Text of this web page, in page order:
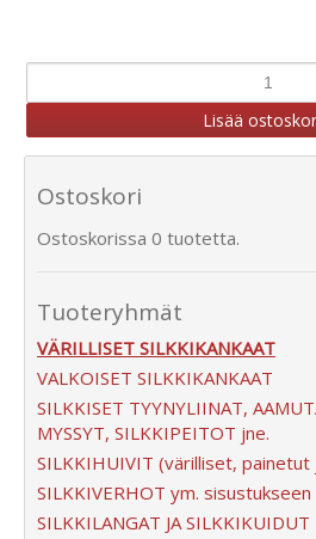
Ostoskori
Ostoskorissa 0 tuotetta.
Tuoteryhmät
VÄRILLISET SILKKIKANKAAT
VALKOISET SILKKIKANKAAT
SILKKISET TYYNYLIINAT,
MYSSYT, SILKKIPEITOT jne.
SILKKIHUIVIT (värilliset, painetut
SILKKIVERHOT ym. sisustukseen
SILKKILANGAT JA SILKKIKUIDUT